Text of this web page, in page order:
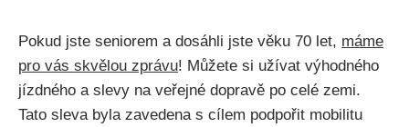
Pokud jste seniorem a dosáhli jste věku 70 ​let,⁢ máme
pro vás skvělou⁤ zprávu!⁣ Můžete si užívat výhodného
jízdného ‌a⁢ slevy na veřejné dopravě po celé zemi.‌
Tato sleva byla zavedena​ s cílem podpořit mobilitu⁤